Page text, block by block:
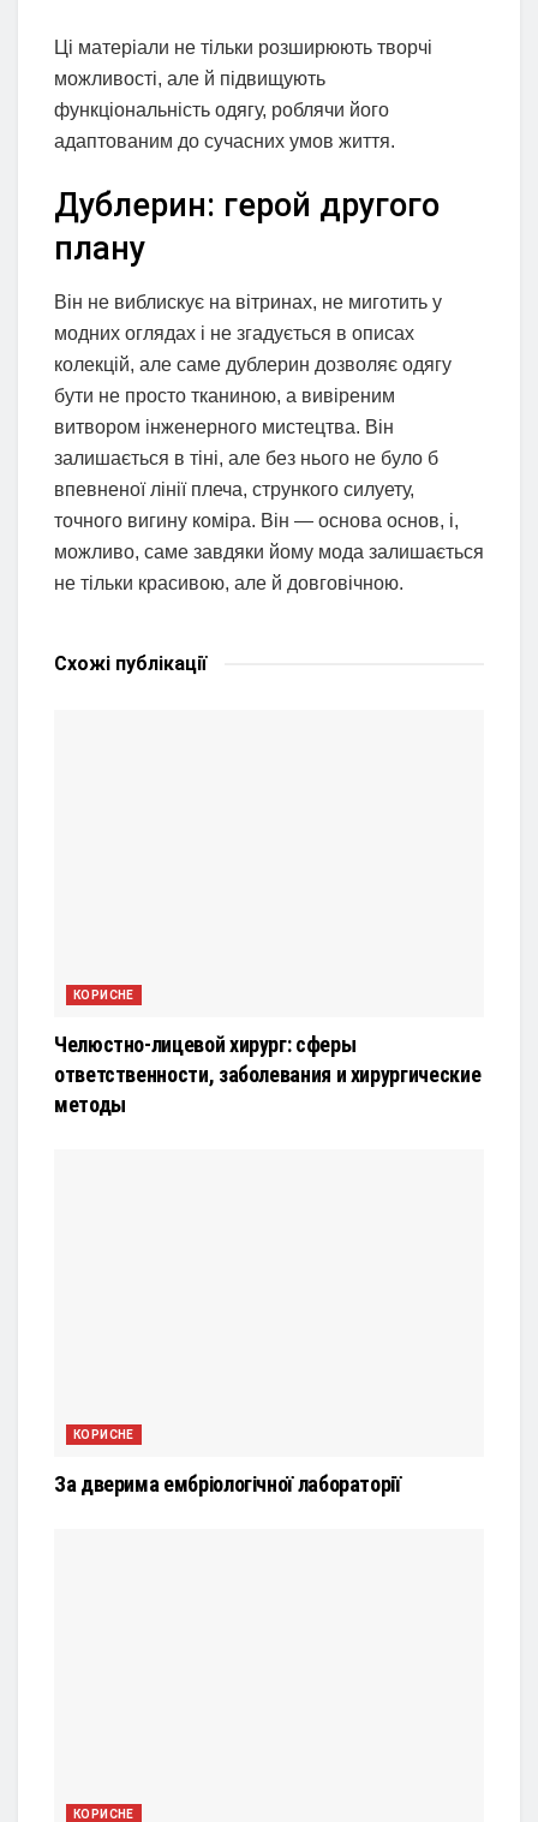
Ці матеріали не тільки розширюють творчі
можливості, але й підвищують
функціональність одягу, роблячи його
адаптованим до сучасних умов життя.
Дублерин: герой другого
плану
Він не виблискує на вітринах, не миготить у
модних оглядах і не згадується в описах
колекцій, але саме дублерин дозволяє одягу
бути не просто тканиною, а вивіреним
витвором інженерного мистецтва. Він
залишається в тіні, але без нього не було б
впевненої лінії плеча, стрункого силуету,
точного вигину коміра. Він — основа основ, і,
можливо, саме завдяки йому мода залишається
не тільки красивою, але й довговічною.
Схожі публікації
КОРИСНЕ
Челюстно-лицевой хирург: сферы
ответственности, заболевания и хирургические
методы
КОРИСНЕ
За дверима ембріологічної лабораторії
КОРИСНЕ